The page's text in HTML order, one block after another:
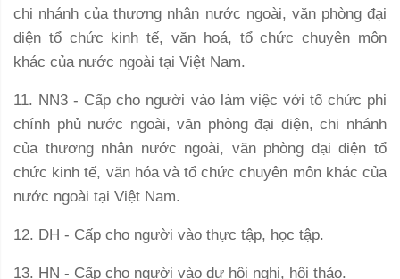
chi nhánh của thương nhân nước ngoài, văn phòng đại
diện tổ chức kinh tế, văn hoá, tổ chức chuyên môn
khác của nước ngoài tại Việt Nam.
11. NN3 - Cấp cho người vào làm việc với tổ chức phi
chính phủ nước ngoài, văn phòng đại diện, chi nhánh
của thương nhân nước ngoài, văn phòng đại diện tổ
chức kinh tế, văn hóa và tổ chức chuyên môn khác của
nước ngoài tại Việt Nam.
12. DH - Cấp cho người vào thực tập, học tập.
13. HN - Cấp cho người vào dự hội nghị, hội thảo.